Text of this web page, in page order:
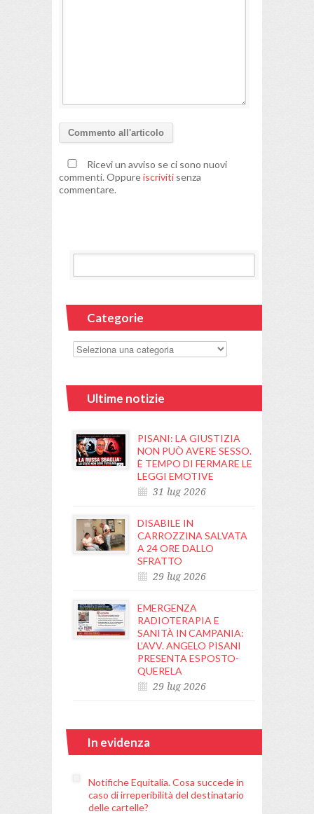
Ricevi un avviso se ci sono nuovi
commenti. Oppureiscriviti senza
commentare.
Categorie
Ultime notizie
PISANI: LA GIUSTIZIA
NON PUÒ AVERE SESSO.
È TEMPO DI FERMARE LE
LEGGI EMOTIVE
31 lug 2026
DISABILE IN
CARROZZINA SALVATA
A 24 ORE DALLO
SFRATTO
29 lug 2026
EMERGENZA
RADIOTERAPIA E
SANITÀ IN CAMPANIA:
L’AVV. ANGELO PISANI
PRESENTA ESPOSTO-
QUERELA
29 lug 2026
In evidenza
Notifiche Equitalia. Cosa succede in
caso di irreperibilità del destinatario
delle cartelle?